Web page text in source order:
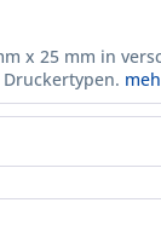
x 25 mm in